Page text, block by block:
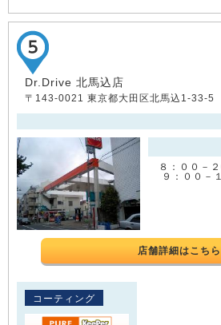
Dr.Drive 北馬込店
〒143-0021 東京都大田区北馬込1-33-5
８：００－
９：００－
店舗詳細はこちら
コーティング